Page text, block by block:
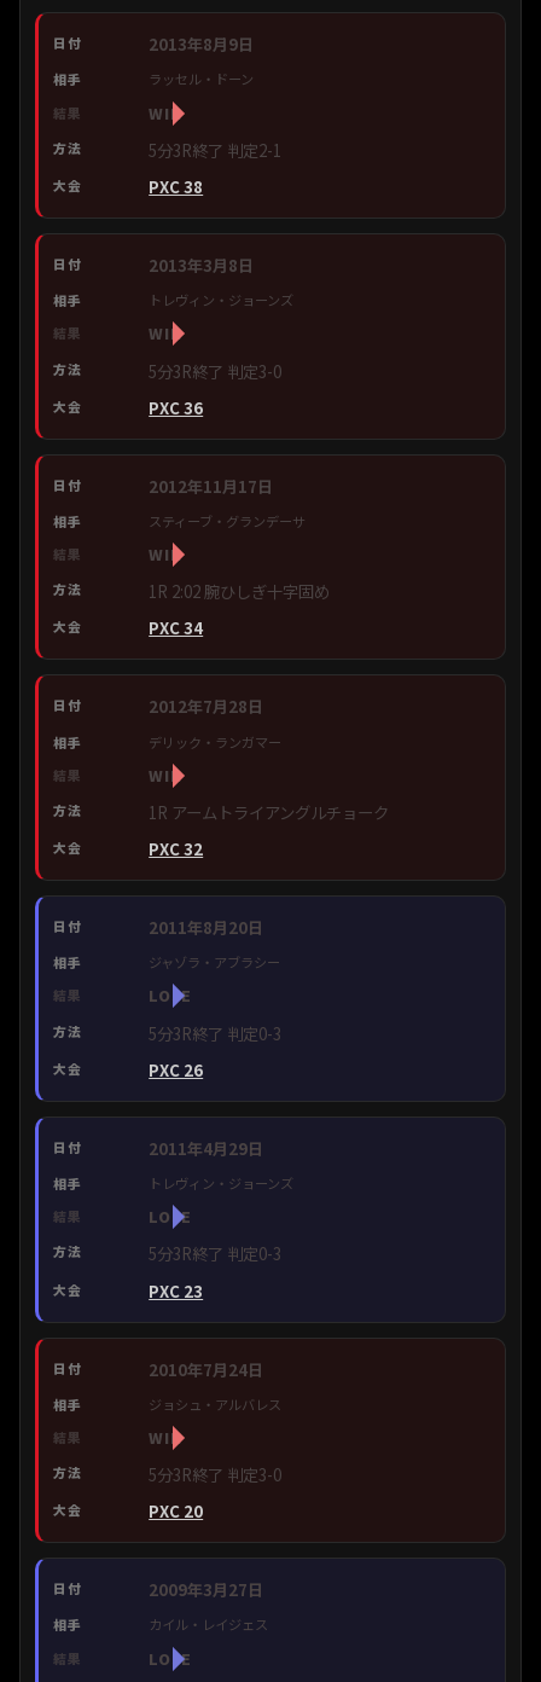
2013年8月9日
ラッセル・ドーン
WIN
5分3R終了 判定2-1
PXC 38
2013年3月8日
トレヴィン・ジョーンズ
WIN
5分3R終了 判定3-0
PXC 36
2012年11月17日
スティーブ・グランデーサ
WIN
1R 2:02 腕ひしぎ十字固め
PXC 34
2012年7月28日
デリック・ランガマー
WIN
1R アームトライアングルチョーク
PXC 32
2011年8月20日
ジャゾラ・アブラシー
LOSE
5分3R終了 判定0-3
PXC 26
2011年4月29日
トレヴィン・ジョーンズ
LOSE
5分3R終了 判定0-3
PXC 23
2010年7月24日
ジョシュ・アルバレス
WIN
5分3R終了 判定3-0
PXC 20
2009年3月27日
カイル・レイジェス
LOSE